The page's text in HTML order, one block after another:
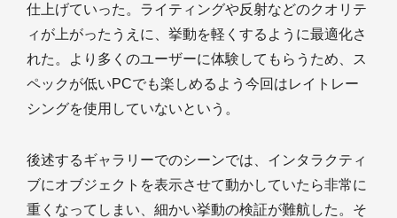
仕上げていった。ライティングや反射などのクオリテ
ィが上がったうえに、挙動を軽くするように最適化さ
れた。より多くのユーザーに体験してもらうため、ス
ペックが低いPCでも楽しめるよう今回はレイトレー
シングを使用していないという。
後述するギャラリーでのシーンでは、インタラクティ
ブにオブジェクトを表示させて動かしていたら非常に
重くなってしまい、細かい挙動の検証が難航した。そ